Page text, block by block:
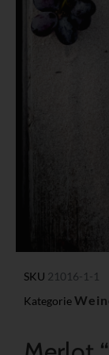
SKU 21016-1-1
Kategorie